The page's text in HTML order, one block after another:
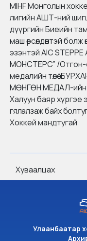
MIHF Монголын
лигийн АШТ-ний
дүүргийн Биеийн
маш өрсөлдөөнтэй болж
эзэнтэйAIC STEPPE
МОНСТЕРС” /Отгон-
медалийн төлөө
МӨНГӨН МЕДАЛ-ийн
Халуун баяр хүргэе
гялалзаж байх
Хоккей мандтугай
Хуваалцах
Улаанбаатар